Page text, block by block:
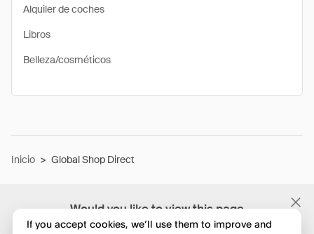
Would you like to view this page
in English?
Alquiler de coches
Libros
Belleza/cosméticos
Inicio > Global Shop Direct
If you accept cookies, we’ll use them to improve and